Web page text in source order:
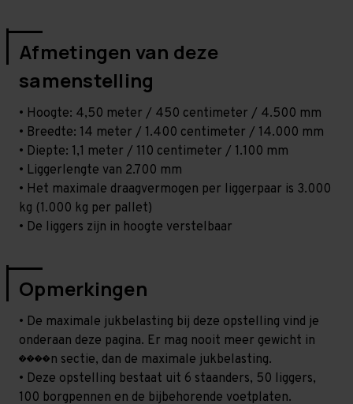
Afmetingen van deze
samenstelling
• Hoogte: 4,50 meter / 450 centimeter / 4.500 mm
• Breedte: 14 meter / 1.400 centimeter / 14.000 mm
• Diepte: 1,1 meter / 110 centimeter / 1.100 mm
• Liggerlengte van 2.700 mm
• Het maximale draagvermogen per liggerpaar is 3.000
kg (1.000 kg per pallet)
• De liggers zijn in hoogte verstelbaar
Opmerkingen
• De maximale jukbelasting bij deze opstelling vind je
onderaan deze pagina. Er mag nooit meer gewicht in
����n sectie, dan de maximale jukbelasting.
• Deze opstelling bestaat uit 6 staanders, 50 liggers,
100 borgpennen en de bijbehorende voetplaten.